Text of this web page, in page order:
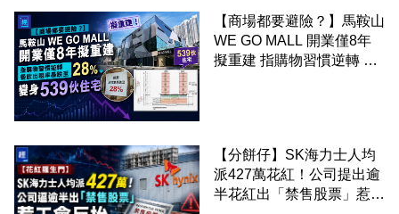
【商場都要避險？】馬鞍山
WE GO MALL 開業僅8年
擬重建 指購物習慣逆轉 餐
【分餅仔】SK海力士人均
派427萬花紅！公司提出逾
半花紅出「禁售股票」惹工